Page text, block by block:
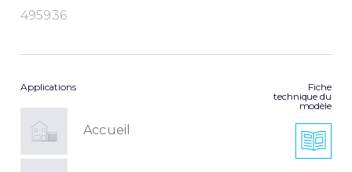
495936
Applications
Accueil
Fiche
technique du
modèle